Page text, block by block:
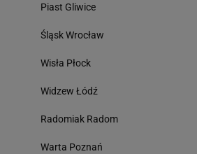
Piast Gliwice
Śląsk Wrocław
Wisła Płock
Widzew Łódź
Radomiak Radom
Warta Poznań